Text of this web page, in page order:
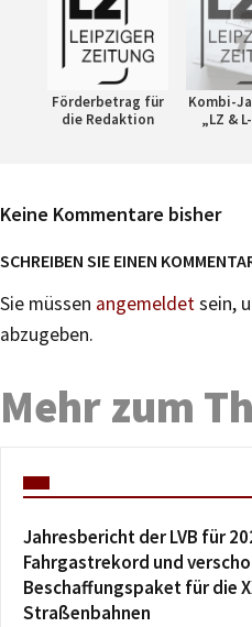
Förderbetrag für
die Redaktion
Kombi-
„LZ &
Keine Kommentare bisher
SCHREIBEN SIE EINEN
Sie müssen angemeldetsein,
abzugeben.
Mehr zum
Jahresbericht der LVB für
Fahrgastrekord und
Beschaffungspaket für die
Straßenbahnen